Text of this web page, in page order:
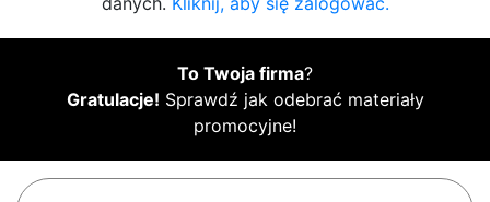
To Twoja firma?
Gratulacje! Sprawdź jak odebrać materiały
promocyjne!